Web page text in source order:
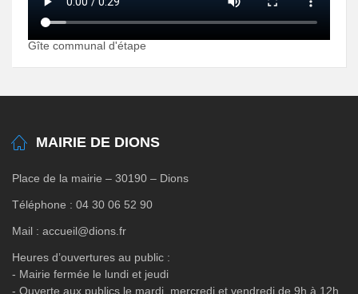
Gîte communal d'étape
MAIRIE DE DIONS
Place de la mairie – 30190 – Dions
Téléphone : 04 30 06 52 90
Mail : accueil@dions.fr
Heures d’ouvertures au public :
- Mairie fermée le lundi et jeudi
- Ouverte aux publics le mardi, mercredi et vendredi de 9h à 12h